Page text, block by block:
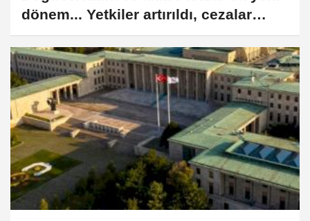
dönem... Yetkiler artırıldı, cezalar
yükseltildi